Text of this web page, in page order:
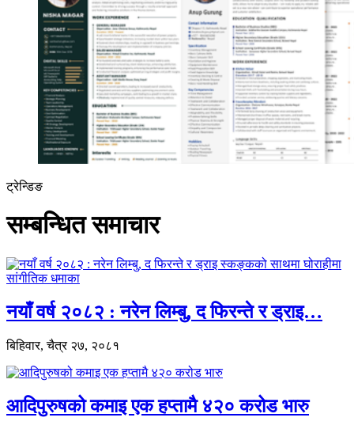
ट्रेन्डिङ
सम्बन्धित समाचार
नयाँ वर्ष २०८२ : नरेन लिम्बु, द फिरन्ते र ड्राइ…
बिहिवार, चैत्र २७, २०८१
आदिपुरुषको कमाइ एक हप्तामै ४२० करोड भारु